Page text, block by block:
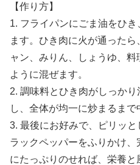
【作り方】
1. フライパンにごま油をひ
ます。ひき肉に火が通った
ャン、みりん、しょうゆ、
ように混ぜます。
2. 調味料とひき肉がしっか
し、全体が均一に炒まるまで
3. 最後にお好みで、ピリッ
ラックペッパーをふりかけ
にたっぷりのせれば、栄養と